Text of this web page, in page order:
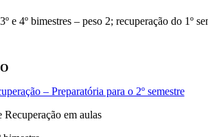
4º bimestres – peso 2; recuperação do 1º
– Preparatória para o 2º semestre
em aulas